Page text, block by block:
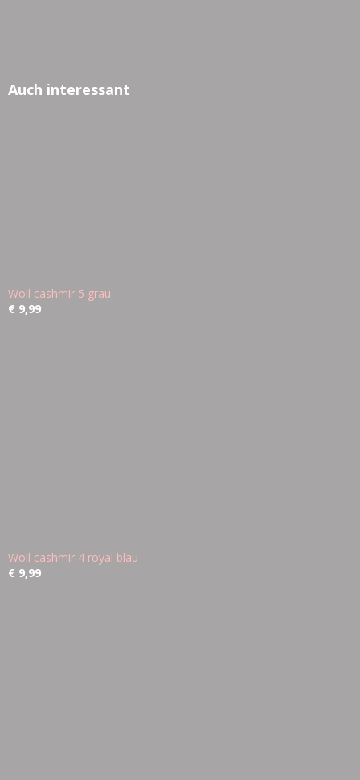
Auch interessant
Woll cashmir 5 grau
€ 9,99
Woll cashmir 4 royal blau
€ 9,99